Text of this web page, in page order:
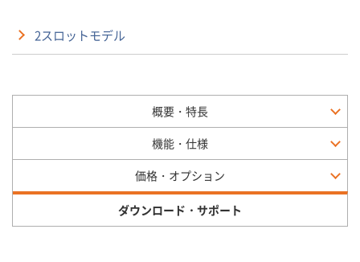
2スロットモデル
概要・特長
機能・仕様
価格・オプション
ダウンロード・サポート